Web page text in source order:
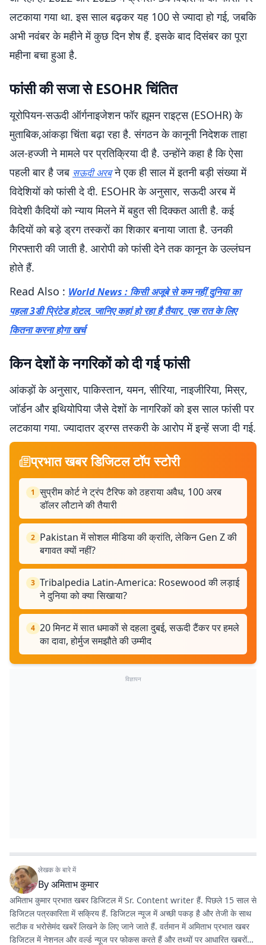
लटकाया गया था. इस साल बढ़कर यह 100 से ज्यादा हो गई, जबकि
अभी नवंबर के महीने में कुछ दिन शेष हैं. इसके बाद दिसंबर का पूरा
महीना बचा हुआ है.
फांसी की सजा से ESOHR चिंतित
यूरोपियन-सऊदी ऑर्गनाइजेशन फॉर ह्यूमन राइट्स (ESOHR) के
मुताबिक,आंकड़ा चिंता बढ़ा रहा है. संगठन के कानूनी निदेशक ताहा
अल-हज्जी ने मामले पर प्रतिक्रिया दी है. उन्होंने कहा है कि ऐसा
पहली बार है जब सऊदी अरबने एक ही साल में इतनी बड़ी संख्या में
विदेशियों को फांसी दे दी. ESOHR के अनुसार, सऊदी अरब में
विदेशी कैदियों को न्याय मिलने में बहुत सी दिक्कत आती है. कई
कैदियों को बड़े ड्रग तस्करों का शिकार बनाया जाता है. उनकी
गिरफ्तारी की जाती है. आरोपी को फांसी देने तक कानून के उल्लंघन
होते हैं.
Read Also : World News : किसी अजूबे से कम नहीं दुनिया का
पहला 3डी प्रिंटेड होटल, जानिए कहां हो रहा है तैयार, एक रात के लिए
कितना करना होगा खर्च
किन देशों के नगरिकों को दी गई फांसी
आंकड़ों के अनुसार, पाकिस्तान, यमन, सीरिया, नाइजीरिया, मिस्र,
जॉर्डन और इथियोपिया जैसे देशों के नागरिकों को इस साल फांसी पर
लटकाया गया. ज्यादातर ड्रग्स तस्करी के आरोप में इन्हें सजा दी गई.
प्रभात खबर डिजिटल टॉप स्टोरी
1 सुप्रीम कोर्ट ने ट्रंप टैरिफ को ठहराया अवैध, 100 अरब
डॉलर लौटाने की तैयारी
2 Pakistan में सोशल मीडिया की क्रांति, लेकिन Gen Z की
बगावत क्यों नहीं?
3 Tribalpedia Latin-America: Rosewood की लड़ाई
ने दुनिया को क्या सिखाया?
4 20 मिनट में सात धमाकों से दहला दुबई, सऊदी टैंकर पर हमले
का दावा, होर्मुज समझौते की उम्मीद
विज्ञापन
लेखक के बारे में
Byअमिताभ कुमार
अमिताभ कुमार प्रभात खबर डिजिटल में Sr. Content writer हैं. पिछले 15 साल से
डिजिटल पत्रकारिता में सक्रिय हैं. डिजिटल न्यूज में अच्छी पकड़ है और तेजी के साथ
सटीक व भरोसेमंद खबरें लिखने के लिए जाने जाते हैं. वर्तमान में अमिताभ प्रभात खबर
डिजिटल में नेशनल और वर्ल्ड न्यूज पर फोकस करते हैं और तथ्यों पर आधारित खबरों